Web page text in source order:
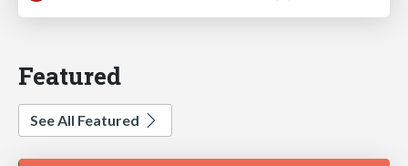
Featured
See All Featured